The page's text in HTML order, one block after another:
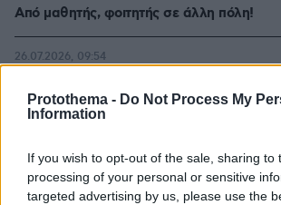
Protothema - Do Not Process My
Information
If you wish to opt-out of the sale, sharing to
processing of your personal or sensitive
targeted advertising by us, please use the
Από μαθητής, φοιτητής σε άλλη πόλη!
σε Bάζει στην Aγορά Eργασίας
26.07.2026, 09:54
ΡΟΗ ΕΙΔΗΣΕΩΝ
Ειδήσεις Δημοφιλή